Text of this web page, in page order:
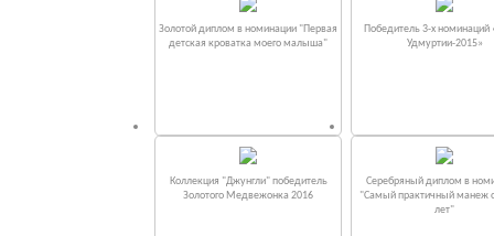
Золотой диплом в номинации "Первая
детская кроватка моего малыша"
Победитель 3-х номинаций
Удмуртии-2015»
Коллекция "Джунгли" победитель
Золотого Медвежонка 2016
Серебряный диплом в
"Самый практичный манеж
лет"